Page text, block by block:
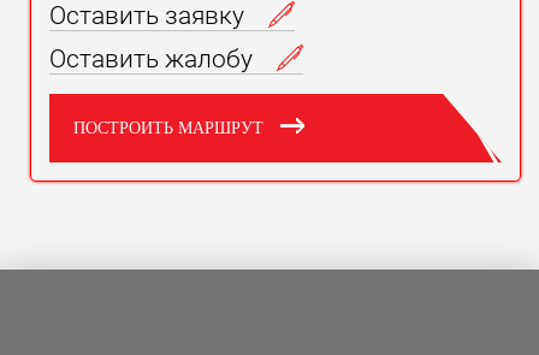
Оставить заявку
Оставить жалобу
ПОСТРОИТЬ МАРШРУТ